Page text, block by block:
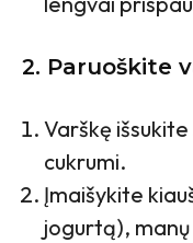
2. Paruoškite
Varškę išsukite
cukrumi.
Įmaišykite
jogurtą),